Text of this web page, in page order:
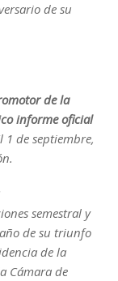
de su
de la
informe oficial
1 de septiembre,
semestral y
de su triunfo
de la
Cámara de